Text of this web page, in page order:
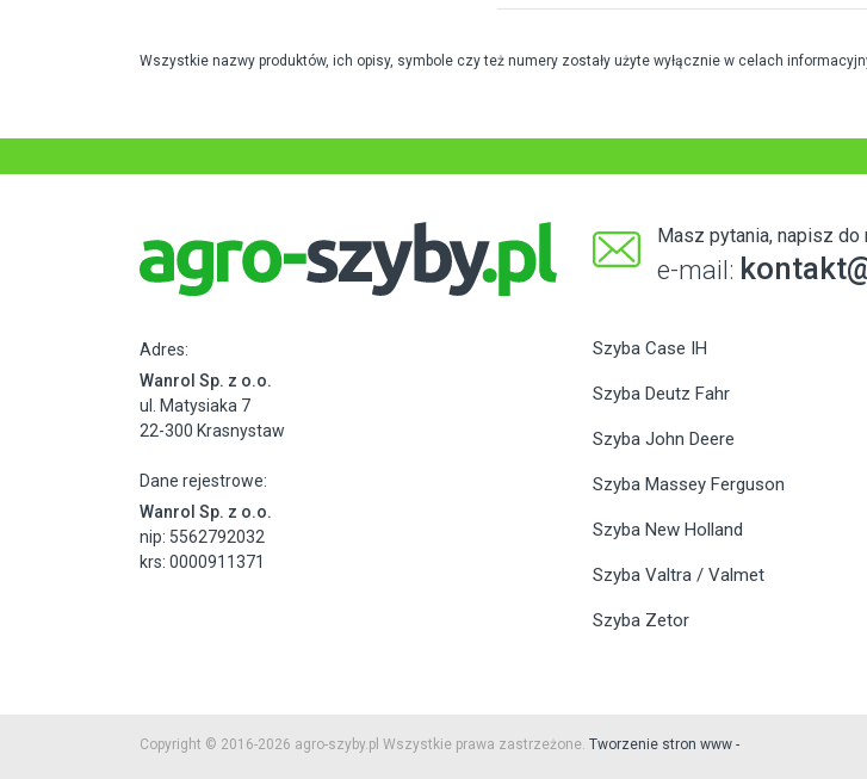
Wszystkie nazwy produktów, ich opisy, symbole czy też numery zostały użyte wyłącznie w celach
Masz pytania, napisz do
e-mail:
Adres:
Wanrol Sp. z o.o.
ul. Matysiaka 7
22-300 Krasnystaw
Dane rejestrowe:
Wanrol Sp. z o.o.
nip: 5562792032
krs: 0000911371
Szyba Case IH
Szyba Deutz Fahr
Szyba John Deere
Szyba Massey Ferguson
Szyba New Holland
Szyba Valtra / Valmet
Szyba Zetor
Copyright © 2016-2026 agro-szyby.pl Wszystkie prawa zastrzeżone. Tworzenie stron www -